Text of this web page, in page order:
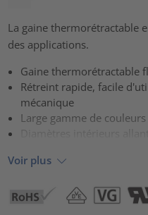
La gaine thermorétractable
des applications.
Gaine thermorétractable
Rétreint rapide, facile
mécanique
Large gamme de couleurs
Voir plus